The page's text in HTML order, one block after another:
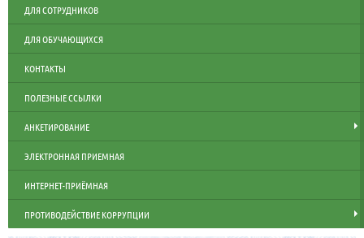
ДЛЯ СОТРУДНИКОВ
ДЛЯ ОБУЧАЮЩИХСЯ
КОНТАКТЫ
ПОЛЕЗНЫЕ ССЫЛКИ
АНКЕТИРОВАНИЕ
ЭЛЕКТРОННАЯ ПРИЕМНАЯ
ИНТЕРНЕТ-ПРИЁМНАЯ
ПРОТИВОДЕЙСТВИЕ КОРРУПЦИИ